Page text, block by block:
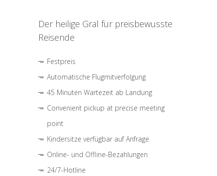
Der heilige Gral für preisbewusste
Reisende
Festpreis
Automatische Flugmitverfolgung
45 Minuten Wartezeit ab Landung
Convenient pickup at precise meeting
point
Kindersitze verfügbar auf Anfrage
Online- und Offline-Bezahlungen
24/7-Hotline